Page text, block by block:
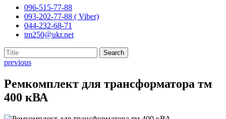
096-515-77-88
093-202-77-88 ( Viber)
044-232-68-71
tm250@ukr.net
previous
Ремкомплект для трансформатора тм
400 кВА